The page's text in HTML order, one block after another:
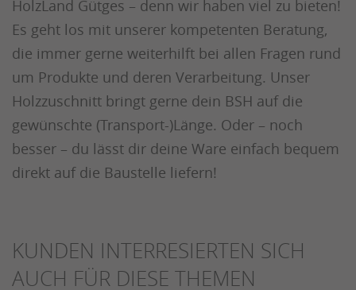
HolzLand Gütges – denn wir haben viel zu bieten!
Es geht los mit unserer kompetenten Beratung,
die immer gerne weiterhilft bei allen Fragen rund
um Produkte und deren Verarbeitung. Unser
Holzzuschnitt bringt gerne dein BSH auf die
gewünschte (Transport-)Länge. Oder – noch
besser – du lässt dir deine Ware einfach bequem
direkt auf die Baustelle liefern!
KUNDEN INTERRESIERTEN SICH
AUCH FÜR DIESE THEMEN